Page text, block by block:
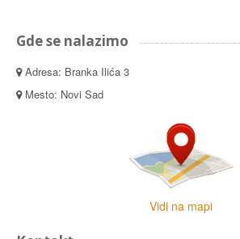
Gde se nalazimo
Adresa: Branka Ilića 3
Mesto: Novi Sad
Vidi na mapi